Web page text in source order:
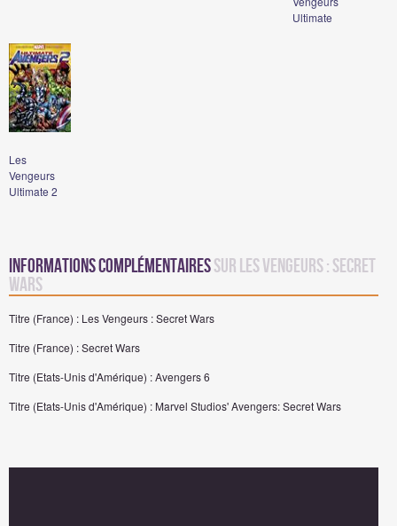
Ultimate
Les
Vengeurs
Ultimate 2
Informations complémentairessur Les Vengeurs : Secret
Wars
Titre (France) : Les Vengeurs : Secret Wars
Titre (France) : Secret Wars
Titre (Etats-Unis d'Amérique) : Avengers 6
Titre (Etats-Unis d'Amérique) : Marvel Studios' Avengers: Secret Wars